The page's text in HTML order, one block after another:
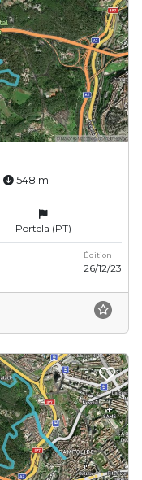
548 m
Portela (PT)
Édition
26/12/23